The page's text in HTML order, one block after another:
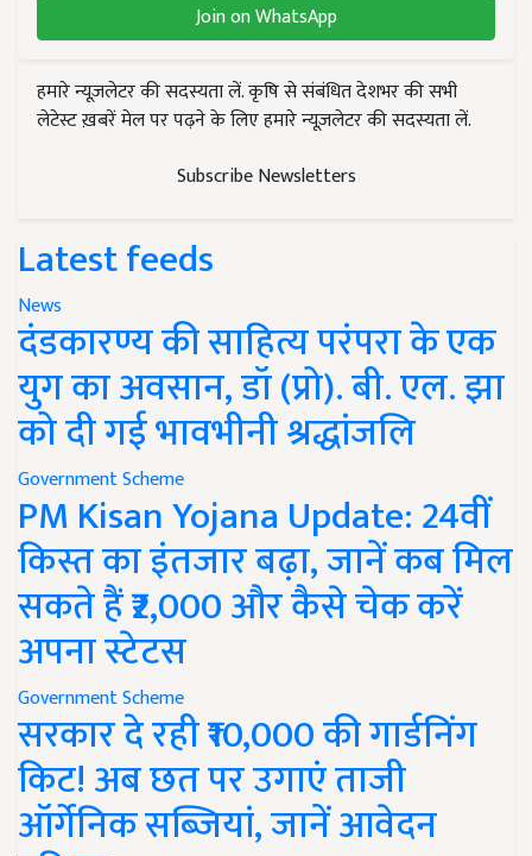
Join on WhatsApp
हमारे न्यूज़लेटर की सदस्यता लें. कृषि से संबंधित देशभर की सभी
लेटेस्ट ख़बरें मेल पर पढ़ने के लिए हमारे न्यूज़लेटर की सदस्यता लें.
Subscribe Newsletters
Latest feeds
News
दंडकारण्य की साहित्य परंपरा के एक
युग का अवसान, डॉ (प्रो). बी. एल. झा
को दी गई भावभीनी श्रद्धांजलि
Government Scheme
PM Kisan Yojana Update: 24वीं
किस्त का इंतजार बढ़ा, जानें कब मिल
सकते हैं ₹2,000 और कैसे चेक करें
अपना स्टेटस
Government Scheme
सरकार दे रही ₹10,000 की गार्डनिंग
किट! अब छत पर उगाएं ताजी
ऑर्गेनिक सब्जियां, जानें आवेदन